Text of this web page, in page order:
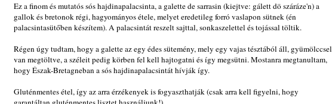
Ez a finom és mutatós sós hajdinapalacsinta, a galette de sarrasin (kiejtve: gálett dö száráze'n) a
gallok és bretonok régi, hagyományos étele, melyet eredetileg forró vaslapon sütnek (én
palacsintasütőben készítem). A palacsintát reszelt sajttal, sonkaszelettel és tojással töltik.
Régen úgy tudtam, hogy a galette az egy édes sütemény, mely egy vajas tésztából áll, gyümölccsel
van megtöltve, a széleit pedig körben fel kell hajtogatni és így megsütni. Mostanra megtanultam,
hogy Észak-Bretagneban a sós hajdinapalacsintát hívják így.
Gluténmentes étel, így az arra érzékenyek is fogyaszthatják (csak arra kell figyelni, hogy